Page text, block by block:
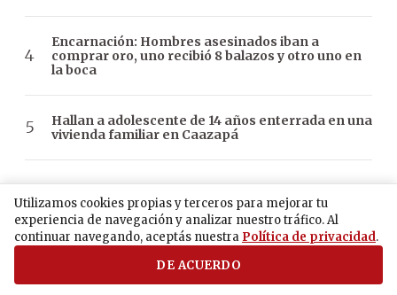
Encarnación: Hombres asesinados iban a
comprar oro, uno recibió 8 balazos y otro uno en
la boca
Hallan a adolescente de 14 años enterrada en una
vivienda familiar en Caazapá
Más contenido de esta sección
Sole Núñez y Prieto recorren
Utilizamos cookies propias y terceros para mejorar tu
experiencia de navegación y analizar nuestro tráfico. Al
continuar navegando, aceptás nuestra Política de privacidad.
DE ACUERDO